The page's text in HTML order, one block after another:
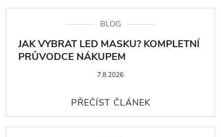
BLOG
JAK VYBRAT LED MASKU? KOMPLETNÍ
PRŮVODCE NÁKUPEM
7.8.2026